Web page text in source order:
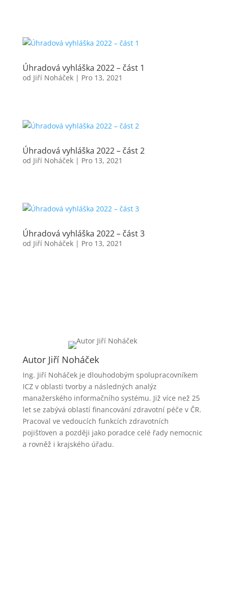
Úhradová vyhláška 2022 – část 1
od Jiří Noháček| Pro 13, 2021
Úhradová vyhláška 2022 – část 2
od Jiří Noháček| Pro 13, 2021
Úhradová vyhláška 2022 – část 3
od Jiří Noháček| Pro 13, 2021
Autor Jiří Noháček
Ing. Jiří Noháček je dlouhodobým spolupracovníkem
ICZ v oblasti tvorby a následných analýz
manažerského informačního systému. Již více než 25
let se zabývá oblastí financování zdravotní péče v ČR.
Pracoval ve vedoucích funkcích zdravotních
pojišťoven a později jako poradce celé řady nemocnic
a rovněž i krajského úřadu.